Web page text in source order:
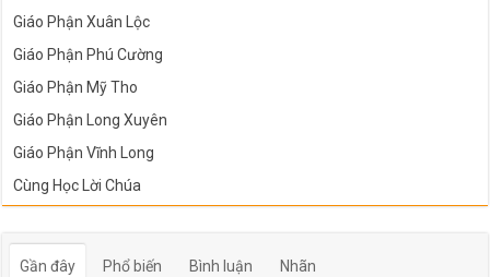
Giáo Phận Xuân Lộc
Giáo Phận Phú Cường
Giáo Phận Mỹ Tho
Giáo Phận Long Xuyên
Giáo Phận Vĩnh Long
Cùng Học Lời Chúa
Gần đây Phổ biến Bình luận Nhãn